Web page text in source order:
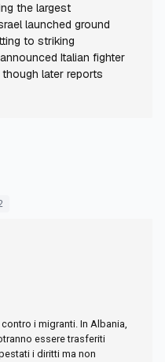
the largest
launched ground
to striking
Italian fighter
though later reports
i migranti. In Albania,
essere trasferiti
i diritti ma non